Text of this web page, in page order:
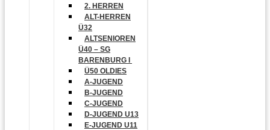
2. HERREN
ALT-HERREN
Ü32
ALTSENIOREN
Ü40 – SG
BARENBURG I
Ü50 OLDIES
A-JUGEND
B-JUGEND
C-JUGEND
D-JUGEND U13
E-JUGEND U11